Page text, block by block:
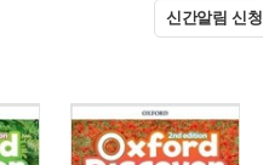
신간알림 신청